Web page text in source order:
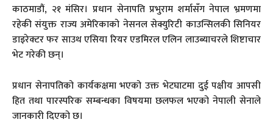
काठमाडौं, २१ मंसिर। प्रधान सेनापति प्रभुराम शर्मासँग नेपाल भ्रमणमा
रहेकी संयुक्त राज्य अमेरिकाको नेसनल सेक्युरिटी काउन्सिलकी सिनियर
डाइरेक्टर फर साउथ एसिया रियर एडमिरल एलिन लाउब्याचरले शिष्टाचार
भेट गरेकी छन्।
प्रधान सेनापतिको कार्यकक्षमा भएको उक्त भेटघाटमा दुई पक्षीय आपसी
हित तथा पारस्परिक सम्बन्धका विषयमा छलफल भएको नेपाली सेनाले
जानकारी दिएको छ।